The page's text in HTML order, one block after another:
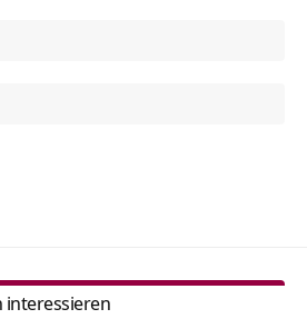
interessieren